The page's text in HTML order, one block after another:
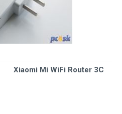
Xiaomi Mi WiFi Router 3C